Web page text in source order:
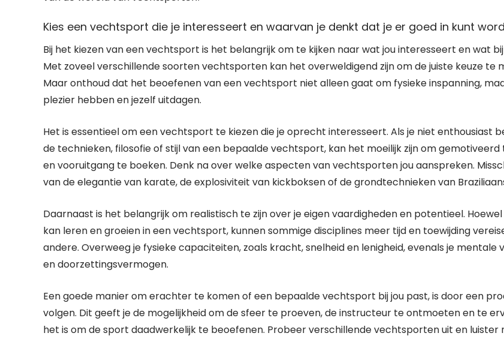
Kies een vechtsport die je interesseert en waarvan je denkt dat je er goed in kunt
Bij het kiezen van een vechtsport is het belangrijk om te kijken naar wat jou interesseert en wat
Met zoveel verschillende soorten vechtsporten kan het overweldigend zijn om de juiste keuze te
Maar onthoud dat het beoefenen van een vechtsport niet alleen gaat om fysieke inspanning,
plezier hebben en jezelf uitdagen.
Het is essentieel om een vechtsport te kiezen die je oprecht interesseert. Als je niet enthousiast
de technieken, filosofie of stijl van een bepaalde vechtsport, kan het moeilijk zijn om gemotiveerd
en vooruitgang te boeken. Denk na over welke aspecten van vechtsporten jou aanspreken.
van de elegantie van karate, de explosiviteit van kickboksen of de grondtechnieken van
Daarnaast is het belangrijk om realistisch te zijn over je eigen vaardigheden en potentieel.
kan leren en groeien in een vechtsport, kunnen sommige disciplines meer tijd en toewijding
andere. Overweeg je fysieke capaciteiten, zoals kracht, snelheid en lenigheid, evenals je mentale
en doorzettingsvermogen.
Een goede manier om erachter te komen of een bepaalde vechtsport bij jou past, is door een
volgen. Dit geeft je de mogelijkheid om de sfeer te proeven, de instructeur te ontmoeten en te
het is om de sport daadwerkelijk te beoefenen. Probeer verschillende vechtsporten uit en luister